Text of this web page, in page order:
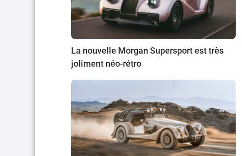
La nouvelle Morgan Supersport est très
joliment néo-rétro